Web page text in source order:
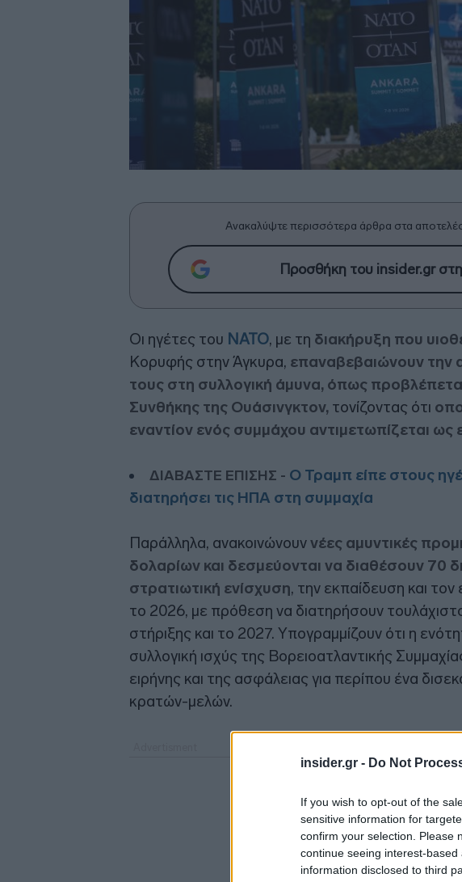
insider.gr - Do Not
If you wish to opt-out of the
sensitive information for
confirm your selection. Please
continue seeing interest-
information disclosed to third
Ανακαλύψτε περισσότερα άρθρα στα
Προσθήκη του insider.gr
Οι ηγέτες του ΝΑΤΟ, με τη διακήρυξη που
Κορυφής στην Άγκυρα, επαναβεβαιώνουν
τους στη συλλογική άμυνα, όπως
Συνθήκης της Ουάσινγκτον, τονίζοντας ότι
εναντίον ενός συμμάχου αντιμετωπίζεται ως
ΔΙΑΒΑΣΤΕ ΕΠΙΣΗΣ - Ο Τραμπ είπε στους
διατηρήσει τις ΗΠΑ στη συμμαχία
Παράλληλα, ανακοινώνουννέες αμυντικές
δολαρίων και δεσμεύονται να διαθέσουν 70
στρατιωτική ενίσχυση, την εκπαίδευση και
το 2026, με πρόθεση να διατηρήσουν
στήριξης και το 2027. Υπογραμμίζουν ότι η
συλλογική ισχύς της Βορειοατλαντικής
ειρήνης και της ασφάλειας για περίπου ένα
κρατών-μελών.